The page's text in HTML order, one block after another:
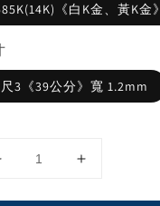
《白K金、黃K金》
3《39公分》寬 1.2mm